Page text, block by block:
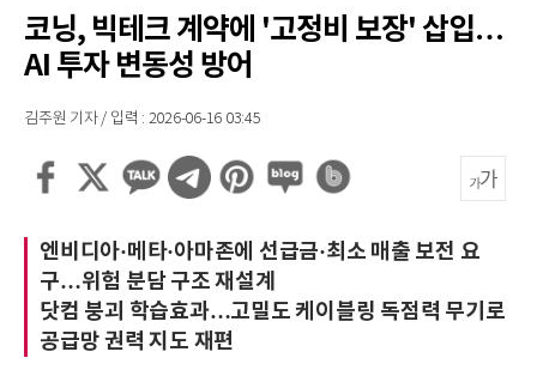
코닝, 빅테크 계약에 '고정비 보장' 삽입…
AI 투자 변동성 방어
김주원 기자 / 입력 : 2026-06-16 03:45
엔비디아·메타·아마존에 선급금·최소 매출 보전 요
구…위험 분담 구조 재설계
닷컴 붕괴 학습효과…고밀도 케이블링 독점력 무기로
공급망 권력 지도 재편